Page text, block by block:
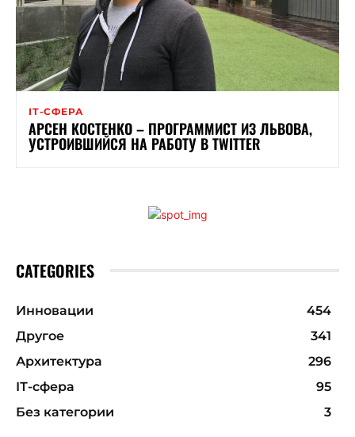
ІТ-СФЕРА
АРСЕН КОСТЕНКО – ПРОГРАММИСТ ИЗ ЛЬВОВА,
УСТРОИВШИЙСЯ НА РАБОТУ В TWITTER
CATEGORIES
Инновации
454
Другое
341
Архитектура
296
ІТ-сфера
95
Без категории
3